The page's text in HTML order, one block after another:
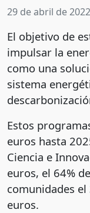
29 de abril de 2022
El objetivo de
impulsar la
como una
sistema
Estos
euros hasta
Ciencia e
euros, el 64%
comunidades
euros.